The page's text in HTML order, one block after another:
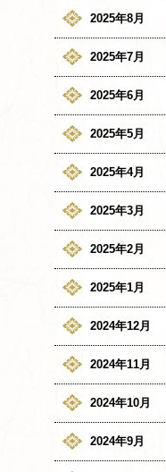
2025年8月
2025年7月
2025年6月
2025年5月
2025年4月
2025年3月
2025年2月
2025年1月
2024年12月
2024年11月
2024年10月
2024年9月